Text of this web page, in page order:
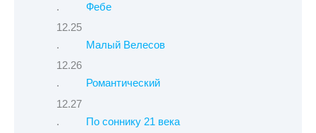
Фебе
Малый Велесов
Романтический
По соннику 21 века